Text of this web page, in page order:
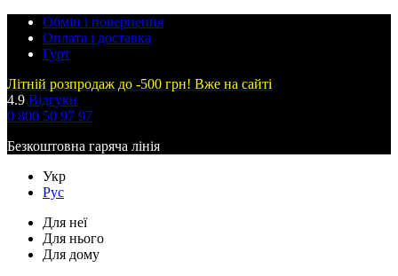
Обмін і повернення
Оплата і доставка
Гурт
Літній розпродаж до -500 грн! Вже на сайті
4.9 Відгуки
0 800 50 97 97
Безкоштовна гаряча лінія
Укр
Рус
Для неї
Для нього
Для дому